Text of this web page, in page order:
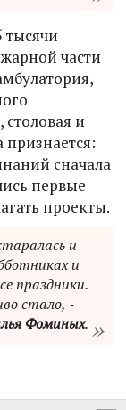
части
и
признается:
сначала
первые
проекты.
и
и
праздники.
стало, ‑
Фоминых.